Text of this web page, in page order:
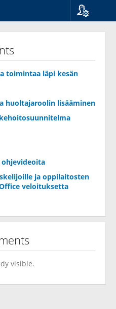
toimintaa läpi kesän
huoltajaroolin lisääminen
ja oppilaitosten
veloituksetta
visible.